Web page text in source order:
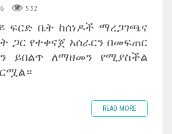
532
ፍርድ ቤት ከሰነዶች ማረጋገጫና
ጋር የተቀናጀ አሰራርን በመፍጠር
ይበልጥ ለማዘመን የሚያስችል
READ MORE